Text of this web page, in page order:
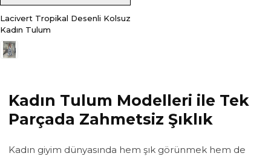
Lacivert Tropikal Desenli Kolsuz
Kadın Tulum
Kadın Tulum Modelleri ile Tek
Parçada Zahmetsiz Şıklık
Kadın giyim dünyasında hem şık görünmek hem de